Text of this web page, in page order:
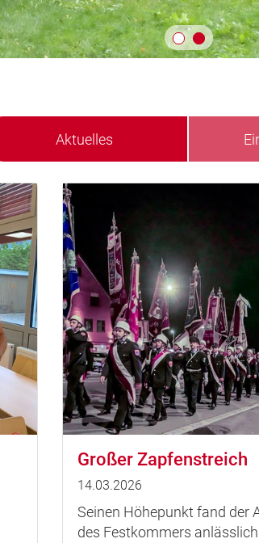
Aktuelles
Großer Zapfenstreich
14.03.2026
Seinen Höhepunkt fand der
des Festkommers anlässlich